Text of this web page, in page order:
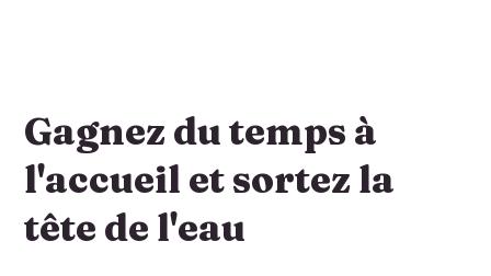
Gagnez du temps à
l'accueil et sortez la
tête de l'eau